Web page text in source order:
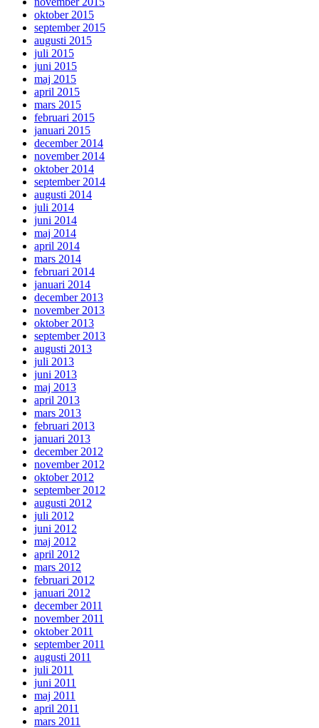
oktober 2015
september 2015
augusti 2015
juli 2015
juni 2015
maj 2015
april 2015
mars 2015
februari 2015
januari 2015
december 2014
november 2014
oktober 2014
september 2014
augusti 2014
juli 2014
juni 2014
maj 2014
april 2014
mars 2014
februari 2014
januari 2014
december 2013
november 2013
oktober 2013
september 2013
augusti 2013
juli 2013
juni 2013
maj 2013
april 2013
mars 2013
februari 2013
januari 2013
december 2012
november 2012
oktober 2012
september 2012
augusti 2012
juli 2012
juni 2012
maj 2012
april 2012
mars 2012
februari 2012
januari 2012
december 2011
november 2011
oktober 2011
september 2011
augusti 2011
juli 2011
juni 2011
maj 2011
april 2011
mars 2011